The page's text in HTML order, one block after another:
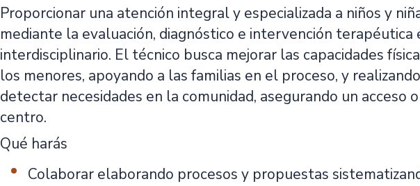
Proporcionar una atención integral y especializada a niños y
mediante la evaluación, diagnóstico e intervención terapéutica
interdisciplinario. El técnico busca mejorar las capacidades
los menores, apoyando a las familias en el proceso, y
detectar necesidades en la comunidad, asegurando un
centro.
Qué harás
Colaborar elaborando procesos y propuestas